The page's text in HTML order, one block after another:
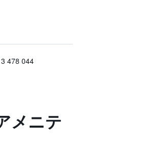
478 044
メニテ